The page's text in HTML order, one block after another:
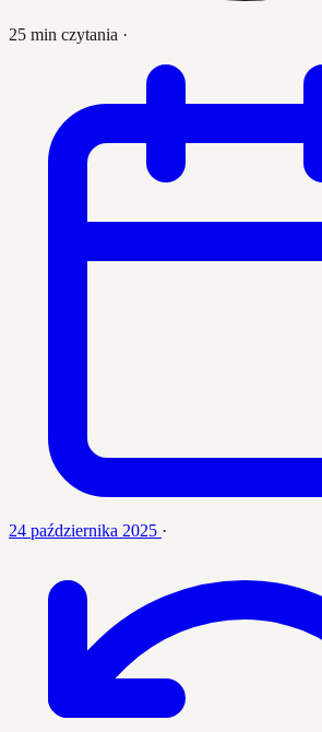
25 min czytania ·
24 października 2025 ·